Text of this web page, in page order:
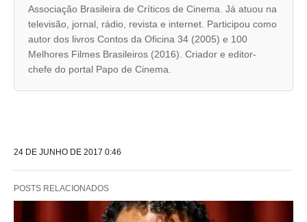
i
t
Associação Brasileira de Críticos de Cinema. Já atuou na
televisão, jornal, rádio, revista e internet. Participou como
autor dos livros Contos da Oficina 34 (2005) e 100
Melhores Filmes Brasileiros (2016). Criador e editor-
chefe do portal Papo de Cinema.
24 DE JUNHO DE 2017 0:46
POSTS RELACIONADOS